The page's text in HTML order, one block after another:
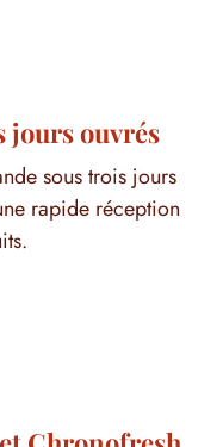
jours ouvrés
sous trois jours
rapide réception